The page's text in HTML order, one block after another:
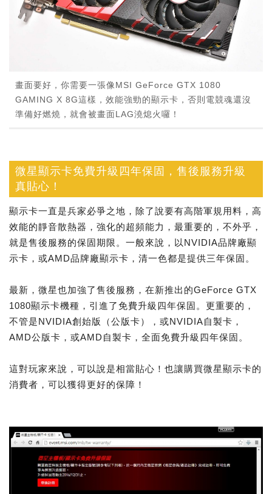
畫面要好，你需要一張像MSI GeForce GTX 1080
GAMING X 8G這樣，效能強勁的顯示卡，否則電競魂還沒
準備好燃燒，就會被畫面LAG澆熄火囉！
微星顯示卡免費升級四年保固，售後服務升級
真貼心！
顯示卡一直是兵家必爭之地，除了說要有高階軍規用料，高
效能的靜音散熱器，強化的超頻能力，最重要的，不外乎，
就是售後服務的保固期限。一般來說，以NVIDIA品牌廠顯
示卡，或AMD品牌廠顯示卡，清一色都是提供三年保固。
最新，微星也加強了售後服務，在新推出的GeForce GTX
1080顯示卡機種，引進了免費升級四年保固。更重要的，
不管是NVIDIA創始版（公版卡），或NVIDIA自製卡，
AMD公版卡，或AMD自製卡，全面免費升級四年保固。
這對玩家來說，可以說是相當貼心！也讓購買微星顯示卡的
消費者，可以獲得更好的保障！